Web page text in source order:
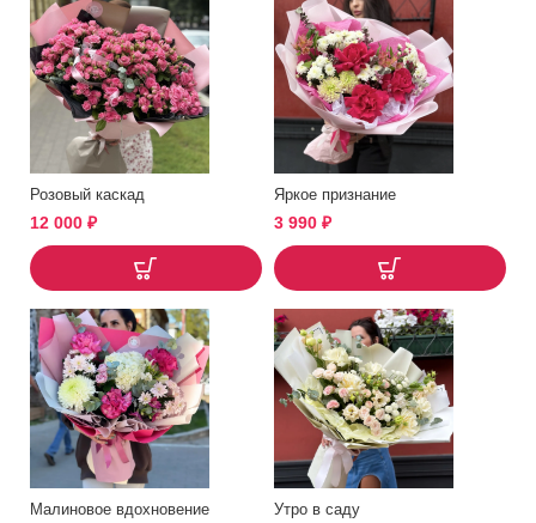
Розовый каскад
12 000 ₽
Яркое признание
3 990 ₽
Малиновое вдохновение Утро в саду